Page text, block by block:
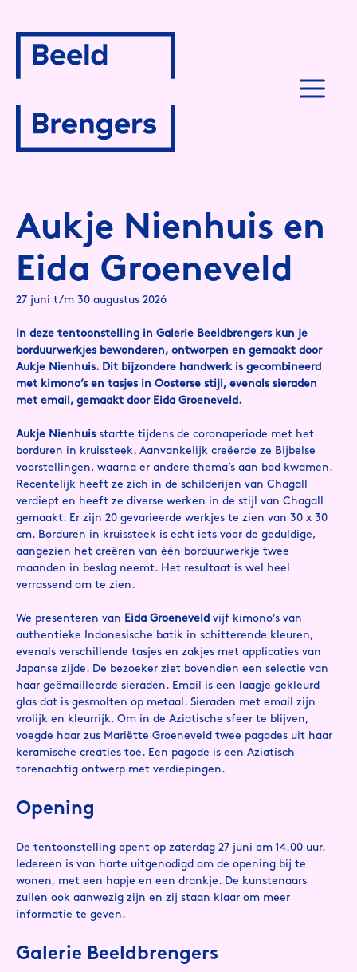
inhoud
Aukje Nienhuis en
Eida Groeneveld
27 juni t/m 30 augustus 2026
In deze tentoonstelling in Galerie Beeldbrengers kun je
borduurwerkjes bewonderen, ontworpen en gemaakt door
Aukje Nienhuis. Dit bijzondere handwerk is gecombineerd
met kimono’s en tasjes in Oosterse stijl, evenals sieraden
met email, gemaakt door Eida Groeneveld.
Aukje Nienhuisstartte tijdens de coronaperiode met het
borduren in kruissteek. Aanvankelijk creëerde ze Bijbelse
voorstellingen, waarna er andere thema’s aan bod kwamen.
Recentelijk heeft ze zich in de schilderijen van Chagall
verdiept en heeft ze diverse werken in de stijl van Chagall
gemaakt. Er zijn 20 gevarieerde werkjes te zien van 30 x 30
cm. Borduren in kruissteek is echt iets voor de geduldige,
aangezien het creëren van één borduurwerkje twee
maanden in beslag neemt. Het resultaat is wel heel
verrassend om te zien.
We presenteren van Eida Groeneveld vijf kimono’s van
authentieke Indonesische batik in schitterende kleuren,
evenals verschillende tasjes en zakjes met applicaties van
Japanse zijde. De bezoeker ziet bovendien een selectie van
haar geëmailleerde sieraden. Email is een laagje gekleurd
glas dat is gesmolten op metaal. Sieraden met email zijn
vrolijk en kleurrijk. Om in de Aziatische sfeer te blijven,
voegde haar zus Mariëtte Groeneveld twee pagodes uit haar
keramische creaties toe. Een pagode is een Aziatisch
torenachtig ontwerp met verdiepingen.
Opening
De tentoonstelling opent op zaterdag 27 juni om 14.00 uur.
Iedereen is van harte uitgenodigd om de opening bij te
wonen, met een hapje en een drankje. De kunstenaars
zullen ook aanwezig zijn en zij staan klaar om meer
informatie te geven.
Galerie Beeldbrengers